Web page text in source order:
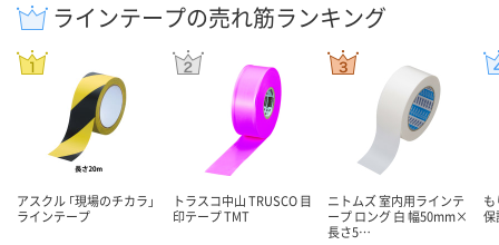
ラインテープの売れ筋ランキング
アスクル 「現場のチカラ」
ラインテープ
トラスコ中山 TRUSCO 目
印テープ TMT
ニトムズ 室内用ラインテ
ープ ロング 白 幅50mm×
長さ5…
保